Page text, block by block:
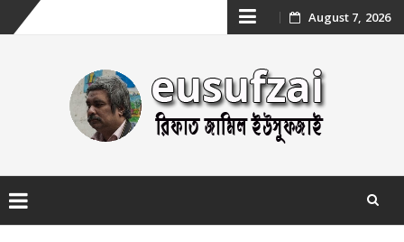
Skip
content
August 7, 2026